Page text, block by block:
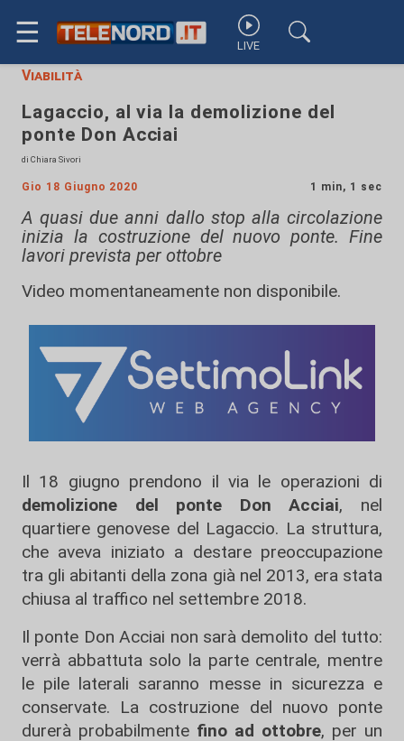
☰ LIVE
Viabilità
Lagaccio, al via la demolizione del
ponte Don Acciai
di Chiara Sivori
Gio 18 Giugno 2020 1 min, 1 sec
A quasi due anni dallo stop alla circolazione
inizia la costruzione del nuovo ponte. Fine
lavori prevista per ottobre
Video momentaneamente non disponibile.
Il 18 giugno prendono il via le operazioni di
demolizione del ponte Don Acciai, nel
quartiere genovese del Lagaccio. La struttura,
che aveva iniziato a destare preoccupazione
tra gli abitanti della zona già nel 2013, era stata
chiusa al traffico nel settembre 2018.
Il ponte Don Acciai non sarà demolito del tutto:
verrà abbattuta solo la parte centrale, mentre
le pile laterali saranno messe in sicurezza e
conservate. La costruzione del nuovo ponte
durerà probabilmente fino ad ottobre, per un